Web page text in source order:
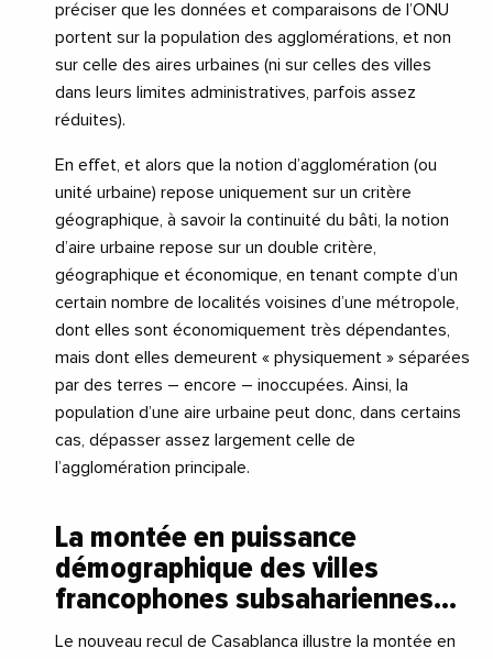
préciser que les données et comparaisons de l’ONU
portent sur la population des agglomérations, et non
sur celle des aires urbaines (ni sur celles des villes
dans leurs limites administratives, parfois assez
réduites).
En effet, et alors que la notion d’agglomération (ou
unité urbaine) repose uniquement sur un critère
géographique, à savoir la continuité du bâti, la notion
d’aire urbaine repose sur un double critère,
géographique et économique, en tenant compte d’un
certain nombre de localités voisines d’une métropole,
dont elles sont économiquement très dépendantes,
mais dont elles demeurent « physiquement » séparées
par des terres – encore – inoccupées. Ainsi, la
population d’une aire urbaine peut donc, dans certains
cas, dépasser assez largement celle de
l’agglomération principale.
La montée en puissance
démographique des villes
francophones subsahariennes…
Le nouveau recul de Casablanca illustre la montée en